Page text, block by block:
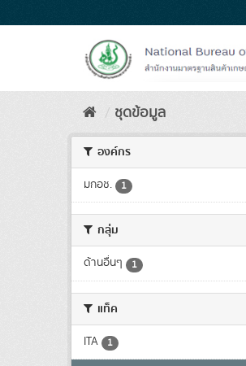
to
ชุดข้อมูล
องค์กร
มกอช. 1
กลุ่ม
ด้านอื่นๆ 1
แท็ค
ITA 1